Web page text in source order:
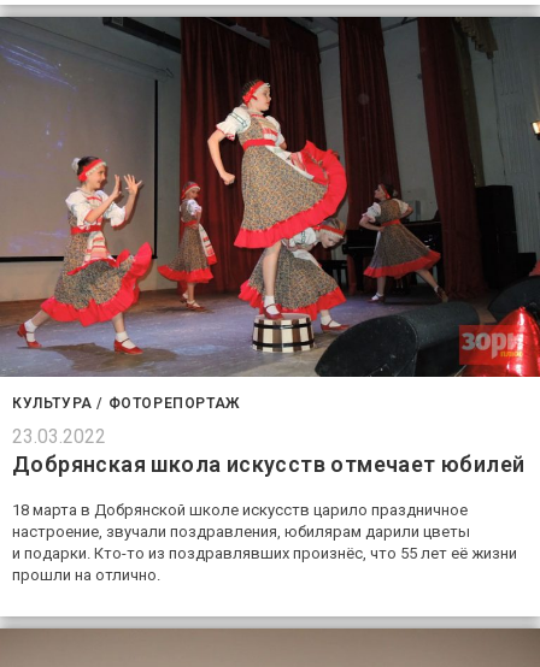
КУЛЬТУРА / ФОТОРЕПОРТАЖ
23.03.2022
Добрянская школа искусств отмечает юбилей
18 марта в Добрянской школе искусств царило праздничное
настроение, звучали поздравления, юбилярам дарили цветы
и подарки. Кто-то из поздравлявших произнёс, что 55 лет её жизни
прошли на отлично.